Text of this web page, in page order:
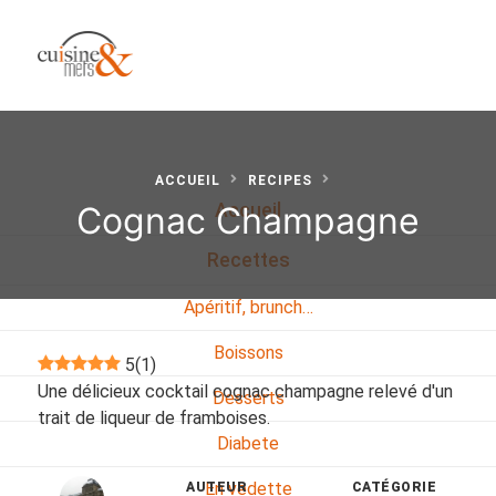
Accueil
Recettes
Apéritif, brunch…
Boissons
Desserts
Diabete
En vedette
ACCUEIL RECIPES
Cognac Champagne
5(1)
Une délicieux cocktail cognac champagne relevé d'un
trait de liqueur de framboises.
AUTEUR CATÉGORIE